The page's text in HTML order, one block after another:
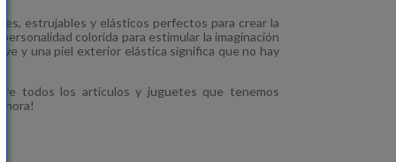
estrujables y elásticos perfectos para crear la
colorida para estimular la imaginación
y una piel exterior elástica significa que no hay
todos los artículos y juguetes que tenemos